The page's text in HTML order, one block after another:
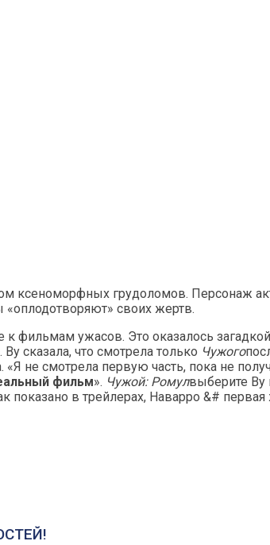
ксеноморфных грудоломов. Персонаж
«оплодотворяют» своих жертв.
фильмам ужасов. Это оказалось
сказала, что смотрела только Чужого
«Я не смотрела первую часть, пока не
фильм». Чужой: Ромулвыберите Ву
в трейлерах, Наварро &#